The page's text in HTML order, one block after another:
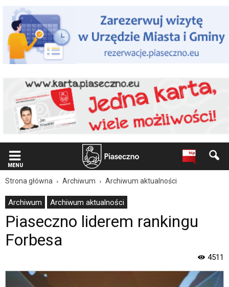
użytkowników
czytników
ekranowych Znajdujesz
się
podstronie
liderem
rankingu
Forbesa
Oficjalna
strona
Miasta
Piaseczno".
Strona
jest
pozwalające
MENU
Strona główna Archiwum Archiwum aktualności
Archiwum Archiwum aktualności
Piaseczno liderem rankingu
Forbesa
4511